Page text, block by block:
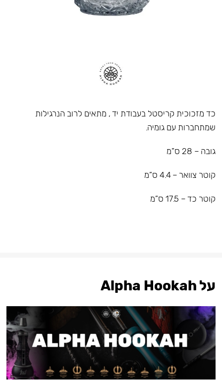
כד מזכוכית קריסטל בעבודת יד , מתאים לרוב הנרגילות
שמתחברות עם גומיה.
גובה – 28 ס”מ
קוטר צוואר – 4.4 ס”מ
קוטר כד – 17.5 ס”מ
על Alpha Hookah